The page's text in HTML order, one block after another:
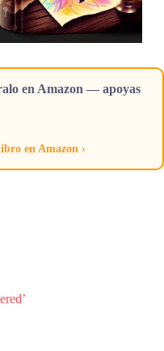
en Amazon — apoyas
en Amazon ›